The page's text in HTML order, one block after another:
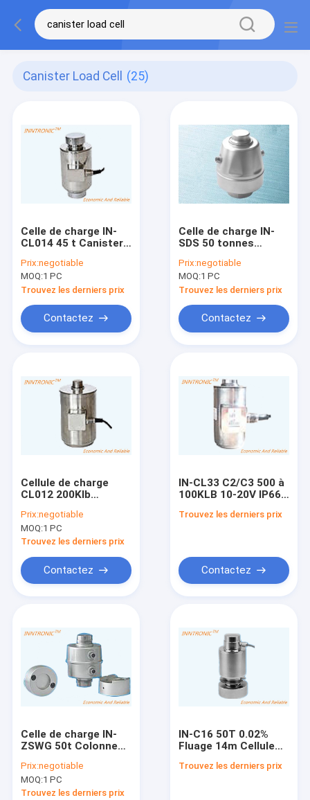
Canister Load Cell (25)
Celle de charge IN-
CL014 45 t Canister
en acier inoxydable
IP68 capteur de
force de poids Pour
les camions
Balance/poids-pont
Prix:negotiable
MOQ:1 PC
Trouvez les derniers prix
Contactez
Celle de charge IN-
SDS 50 tonnes
compression en
canisters Alliage
d'acier, capteur de
force de poids IP68
pour la balance de
camion
Prix:negotiable
MOQ:1 PC
Trouvez les derniers prix
Contactez
Cellule de charge
CL012 200Klb
de compression
ponts de pesée
Capteur en acier
camionneur
Prix:negotiable
MOQ:1 PC
Trouvez les derniers prix
Contactez
IN-CL33 C2/C3 500 à
100KLB 10-20V IP66
canistre à colonne ±
Trouvez les derniers prix
Contactez
Celle de charge IN-
ZSWG 50t Colonne
de force de
compression de la
cellule de charge
Prix:negotiable
MOQ:1 PC
Trouvez les derniers prix
IN-C16 50T 0.02%
Fluage 14m Cellule
bascule de type
Trouvez les derniers prix